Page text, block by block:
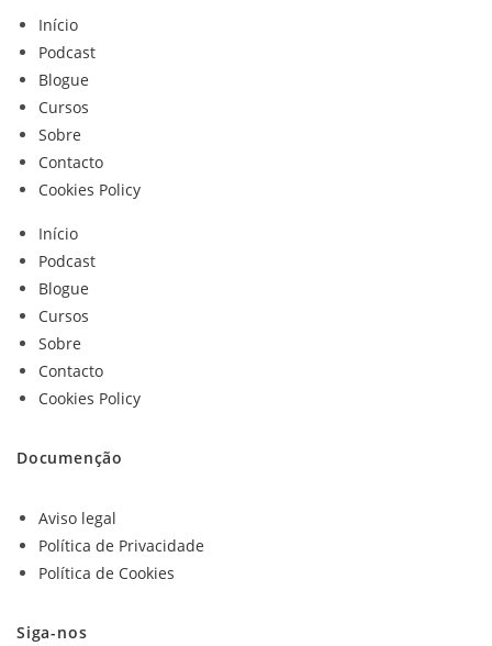
Início
Podcast
Blogue
Cursos
Sobre
Contacto
Cookies Policy
Início
Podcast
Blogue
Cursos
Sobre
Contacto
Cookies Policy
Documenção
Aviso legal
Política de Privacidade
Política de Cookies
Siga-nos